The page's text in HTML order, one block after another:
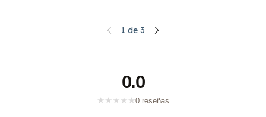
1 de 3
0.0
★ ★ ★ ★ ★0 reseñas